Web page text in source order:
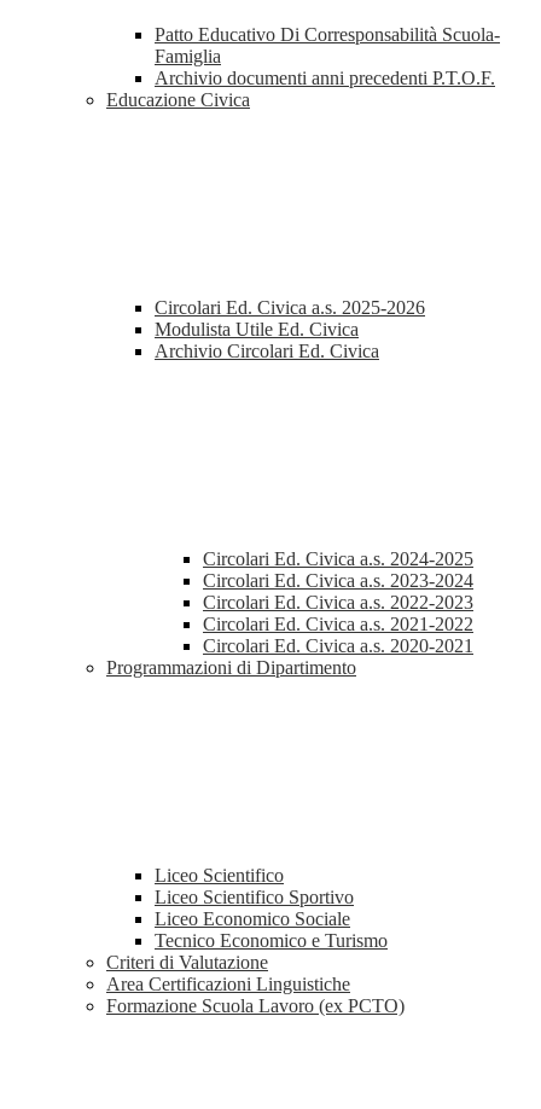
Patto Educativo Di Corresponsabilità Scuola-
Famiglia
Archivio documenti anni precedenti P.T.O.F.
Educazione Civica
Circolari Ed. Civica a.s. 2025-2026
Modulista Utile Ed. Civica
Archivio Circolari Ed. Civica
Circolari Ed. Civica a.s. 2024-2025
Circolari Ed. Civica a.s. 2023-2024
Circolari Ed. Civica a.s. 2022-2023
Circolari Ed. Civica a.s. 2021-2022
Circolari Ed. Civica a.s. 2020-2021
Programmazioni di Dipartimento
Liceo Scientifico
Liceo Scientifico Sportivo
Liceo Economico Sociale
Tecnico Economico e Turismo
Criteri di Valutazione
Area Certificazioni Linguistiche
Formazione Scuola Lavoro (ex PCTO)